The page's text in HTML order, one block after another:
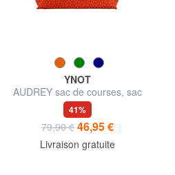
YNOT
AUDREY sac de courses, sac
bandoulière
41%
79,90 € 46,95 €
Livraison gratuite